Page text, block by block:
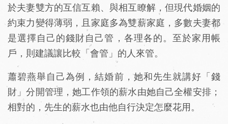
於夫妻雙方的互信互賴、與相互瞭解，但現代婚姻的
約束力變得薄弱，且家庭多為雙薪家庭，多數夫妻都
是選擇自己的錢財自己管，各理各的。至於家用帳
戶，則建議讓比較「會管」的人來管。
蕭碧燕舉自己為例，結婚前，她和先生就講好「錢
財」分開管理，她工作領的薪水由她自己全權安排；
相對的，先生的薪水也由他自行決定怎麼花用。